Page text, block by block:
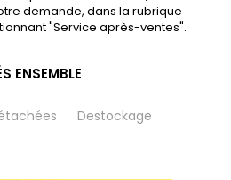
demande, dans la rubrique
"Service après-ventes".
ENSEMBLE
Destockage